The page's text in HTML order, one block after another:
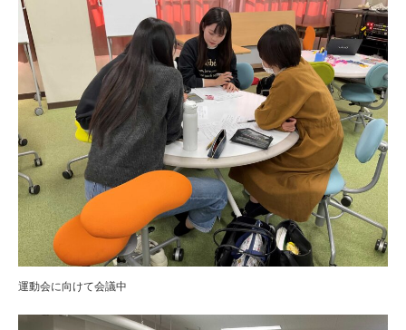
運動会に向けて会議中